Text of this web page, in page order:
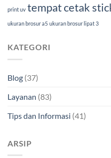
print uv tempat cetak
ukuran brosur a5 ukuran brosur lipat 3
KATEGORI
Blog (37)
Layanan (83)
Tips dan Informasi (41)
ARSIP